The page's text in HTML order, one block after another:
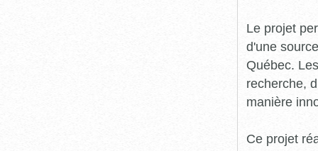
Le projet
d'une
Québec.
recherche,
manière
Ce projet